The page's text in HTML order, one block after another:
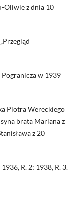
Oliwie z dnia 10
w 1939
Piotra Wereckiego
brata Mariana z
z 20
R. 2; 1938, R. 3.